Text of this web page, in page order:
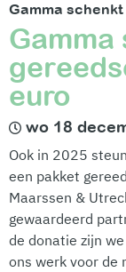
Gamma
Gamma
euro
wo 18
Ook in 2025
een pakket
Maarssen &
gewaardeerd
de donatie zijn
ons werk voor de